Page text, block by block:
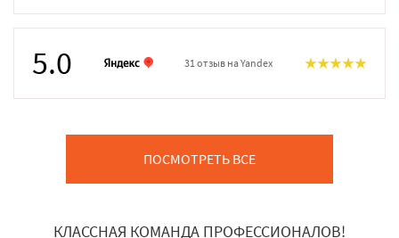
5.0 31 отзыв на Yandex
ПОСМОТРЕТЬ ВСЕ
КЛАССНАЯ КОМАНДА ПРОФЕССИОНАЛОВ!